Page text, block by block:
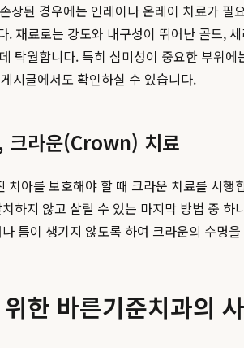
된 경우에는 인레이나 온레이 치료가
재료로는 강도와 내구성이 뛰어난 골드,
탁월합니다. 특히 심미성이 중요한 부위
게시글에서도 확인하실 수 있습니다.
크라운(Crown) 치료
아를 보호해야 할 때 크라운 치료를 시
하지 않고 살릴 수 있는 마지막 방법 중 하
틈이 생기지 않도록 하여 크라운의 수명
한 바른기준치과의